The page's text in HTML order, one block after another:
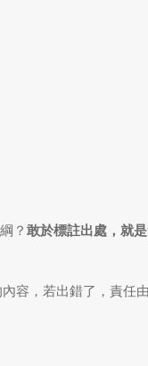
？ 敢於標註出處，就是
容，若出錯了，責任